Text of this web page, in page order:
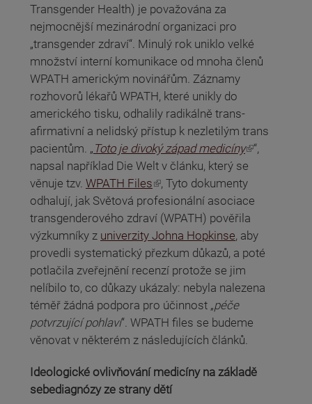
Transgender Health) je považována za
nejmocnější mezinárodní organizaci pro
„transgender zdraví“. Minulý rok uniklo velké
množství interní komunikace od mnoha členů
WPATH americkým novinářům. Záznamy
rozhovorů lékařů WPATH, které unikly do
amerického tisku, odhalily radikálně trans-
afirmativní a nelidský přístup k nezletilým trans
pacientům. „ Toto je divoký západ medicíny
(odkaz je externí)
“,
napsal například Die Welt v článku, který se
věnuje tzv. WPATH Files
(odkaz je externí)
, Tyto dokumenty
odhalují, jak Světová profesionální asociace
transgenderového zdraví (WPATH) pověřila
výzkumníky z univerzity Johna Hopkinse, aby
provedli systematický přezkum důkazů, a poté
potlačila zveřejnění recenzí protože se jim
nelíbilo to, co důkazy ukázaly: nebyla nalezena
téměř žádná podpora pro účinnost „péče
potvrzující pohlaví“. WPATH files se budeme
věnovat v některém z následujících článků.
Ideologické ovlivňování medicíny na základě
sebediagnózy ze strany dětí